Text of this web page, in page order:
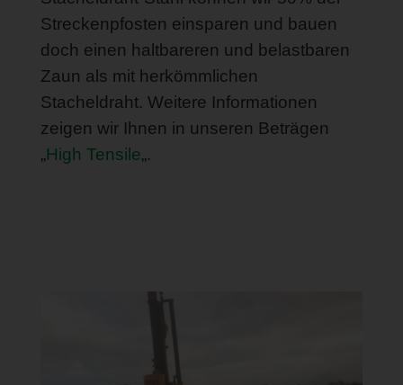
Streckenpfosten einsparen und bauen
doch einen haltbareren und belastbaren
Zaun als mit herkömmlichen
Stacheldraht. Weitere Informationen
zeigen wir Ihnen in unseren Beträgen
„High Tensile„.